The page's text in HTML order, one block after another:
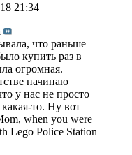
21:34
что раньше
купить раз в
огромная.
начинаю
у нас не просто
какая-то. Ну вот
when you were
Lego Police Station